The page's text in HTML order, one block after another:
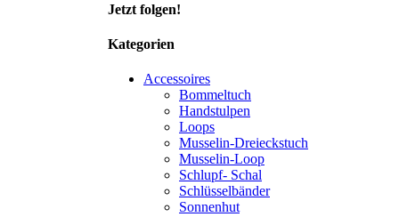
Jetzt folgen!
Kategorien
Accessoires
Bommeltuch
Handstulpen
Loops
Musselin-Dreieckstuch
Musselin-Loop
Schlupf- Schal
Schlüsselbänder
Sonnenhut